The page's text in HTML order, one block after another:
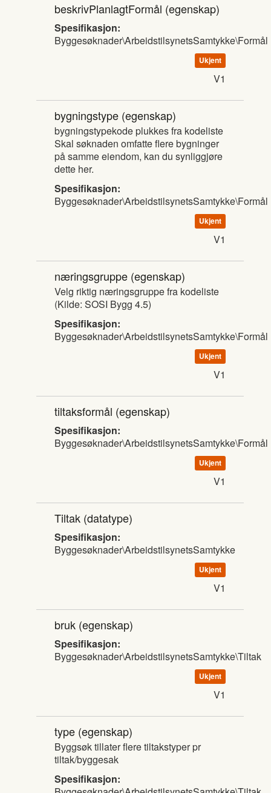
beskrivPlanlagtFormål (egenskap)
Spesifikasjon:
Byggesøknader\ArbeidstilsynetsSamtykke\Formål
Ukjent
V1
bygningstype (egenskap)
bygningstypekode plukkes fra kodeliste
Skal søknaden omfatte flere bygninger
på samme eiendom, kan du synliggjøre
dette her.
Spesifikasjon:
Byggesøknader\ArbeidstilsynetsSamtykke\Formål
Ukjent
V1
næringsgruppe (egenskap)
Velg riktig næringsgruppe fra kodeliste
(Kilde: SOSI Bygg 4.5)
Spesifikasjon:
Byggesøknader\ArbeidstilsynetsSamtykke\Formål
Ukjent
V1
tiltaksformål (egenskap)
Spesifikasjon:
Byggesøknader\ArbeidstilsynetsSamtykke\Formål
Ukjent
V1
Tiltak (datatype)
Spesifikasjon:
Byggesøknader\ArbeidstilsynetsSamtykke
Ukjent
V1
bruk (egenskap)
Spesifikasjon:
Byggesøknader\ArbeidstilsynetsSamtykke\Tiltak
Ukjent
V1
type (egenskap)
Byggsøk tillater flere tiltakstyper pr
tiltak/byggesak
Spesifikasjon: